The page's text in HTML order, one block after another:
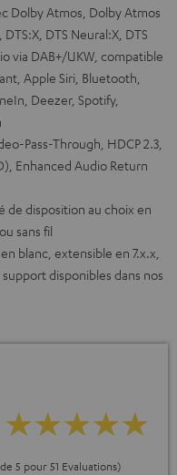
Dolby Atmos, Dolby Atmos
DTS Neural:X, DTS
via DAB+/UKW, compatible
Apple Siri, Bluetooth,
Deezer, Spotify,
Pass-Through, HDCP 2.3,
Enhanced Audio Return
de disposition au choix en
sans fil
blanc, extensible en 7.x.x,
disponibles dans nos
5 pour 51 Evaluations)